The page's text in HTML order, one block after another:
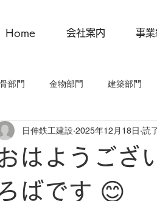
Home 会社案内 事業
部門 金物部門 建築部門
どもひろば CSR活動 事業紹
はようござ
ばです 😊
日伸鉄工建設 2025年12月18日 読